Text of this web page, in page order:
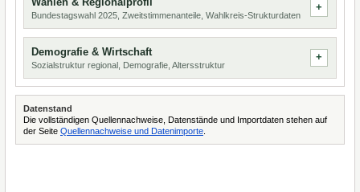
Bundestagswahl 2025, Zweitstimmenanteile, Wahlkreis-Strukturdaten
Demografie & Wirtschaft
Sozialstruktur regional, Demografie, Altersstruktur
Datenstand
Die vollständigen Quellennachweise, Datenstände und Importdaten stehen auf
der Seite Quellennachweise und Datenimporte